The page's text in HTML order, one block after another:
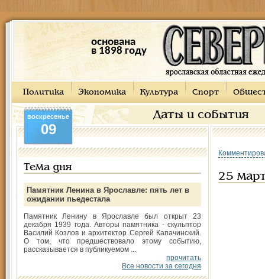
основана
в 1898 году
Политика Экономика Культура Спорт
Даты и события
воскресенье
09
Тема дня
Памятник Ленина в Ярославле: пять лет в
ожидании пьедестала
Памятник Ленину в Ярославле был открыт 23
декабря 1939 года. Авторы памятника - скульптор
Василий Козлов и архитектор Сергей Капачинский.
О том, что предшествовало этому событию,
рассказывается в публикуемом ...
прочитать
Все новости за сегодня
25